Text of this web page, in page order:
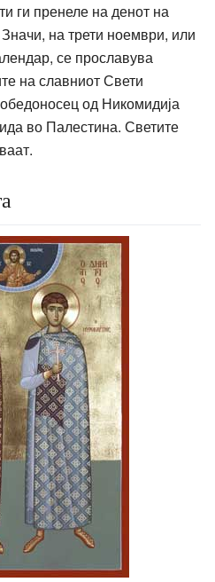
ги пренеле на денот на
на трети ноември, или
се прославува
на славниот Свети
од Никомидија
во Палестина. Светите